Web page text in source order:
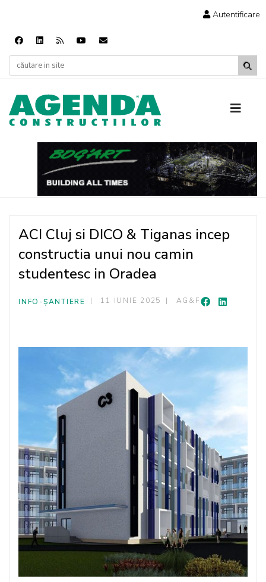
Autentificare
ACI Cluj si DICO & Tiganas incep
constructia unui nou camin
studentesc in Oradea
INFO-ȘANTIERE 11 IUNIE 2025 AG&F